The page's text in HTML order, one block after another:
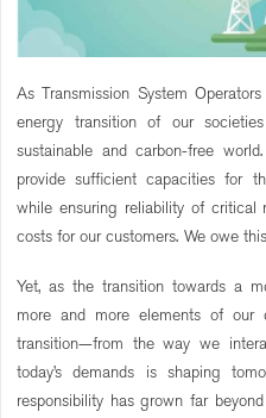
As Transmission System
energy transition of our
sustainable and carbon-free
provide sufficient capacities for
while ensuring reliability of critical
costs for our customers. We owe
Yet, as the transition towards a
more and more elements of our
transition—from the way we
today’s demands is shaping
responsibility has grown far